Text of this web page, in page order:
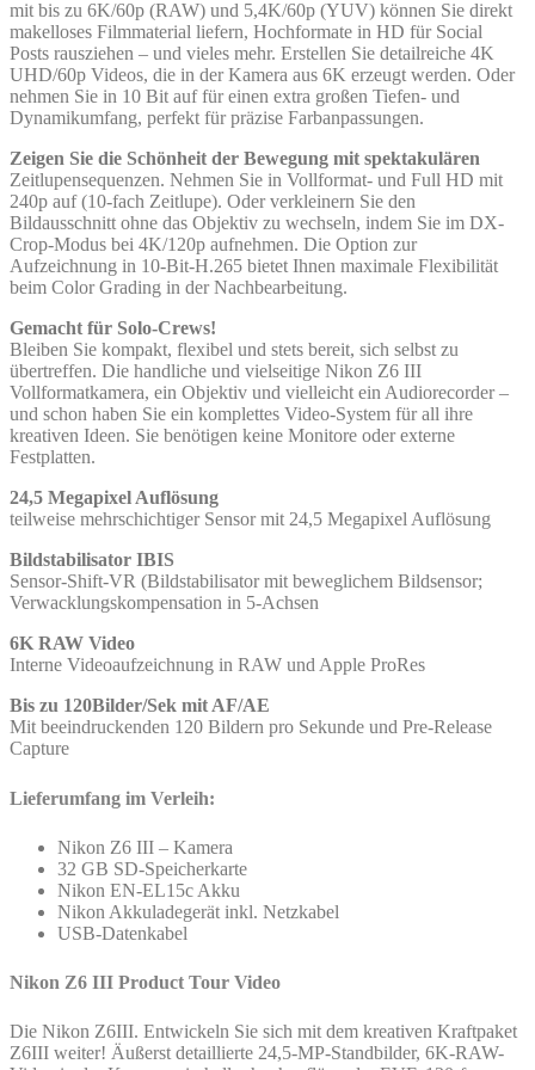
mit bis zu 6K/60p (RAW) und 5,4K/60p (YUV) können Sie direkt
makelloses Filmmaterial liefern, Hochformate in HD für Social
Posts rausziehen – und vieles mehr. Erstellen Sie detailreiche 4K
UHD/60p Videos, die in der Kamera aus 6K erzeugt werden. Oder
nehmen Sie in 10 Bit auf für einen extra großen Tiefen- und
Dynamikumfang, perfekt für präzise Farbanpassungen.
Zeigen Sie die Schönheit der Bewegung mit spektakulären
Zeitlupensequenzen. Nehmen Sie in Vollformat- und Full HD mit
240p auf (10-fach Zeitlupe). Oder verkleinern Sie den
Bildausschnitt ohne das Objektiv zu wechseln, indem Sie im DX-
Crop-Modus bei 4K/120p aufnehmen. Die Option zur
Aufzeichnung in 10-Bit-H.265 bietet Ihnen maximale Flexibilität
beim Color Grading in der Nachbearbeitung.
Gemacht für Solo-Crews!
Bleiben Sie kompakt, flexibel und stets bereit, sich selbst zu
übertreffen. Die handliche und vielseitige Nikon Z6 III
Vollformatkamera, ein Objektiv und vielleicht ein Audiorecorder –
und schon haben Sie ein komplettes Video-System für all ihre
kreativen Ideen. Sie benötigen keine Monitore oder externe
Festplatten.
24,5 Megapixel Auflösung
teilweise mehrschichtiger Sensor mit 24,5 Megapixel Auflösung
Bildstabilisator IBIS
Sensor-Shift-VR (Bildstabilisator mit beweglichem Bildsensor;
Verwacklungskompensation in 5-Achsen
6K RAW Video
Interne Videoaufzeichnung in RAW und Apple ProRes
Bis zu 120Bilder/Sek mit AF/AE
Mit beeindruckenden 120 Bildern pro Sekunde und Pre-Release
Capture
Lieferumfang im Verleih:
Nikon Z6 III – Kamera
32 GB SD-Speicherkarte
Nikon EN-EL15c Akku
Nikon Akkuladegerät inkl. Netzkabel
USB-Datenkabel
Nikon Z6 III Product Tour Video
Die Nikon Z6III. Entwickeln Sie sich mit dem kreativen Kraftpaket
Z6III weiter! Äußerst detaillierte 24,5-MP-Standbilder, 6K-RAW-